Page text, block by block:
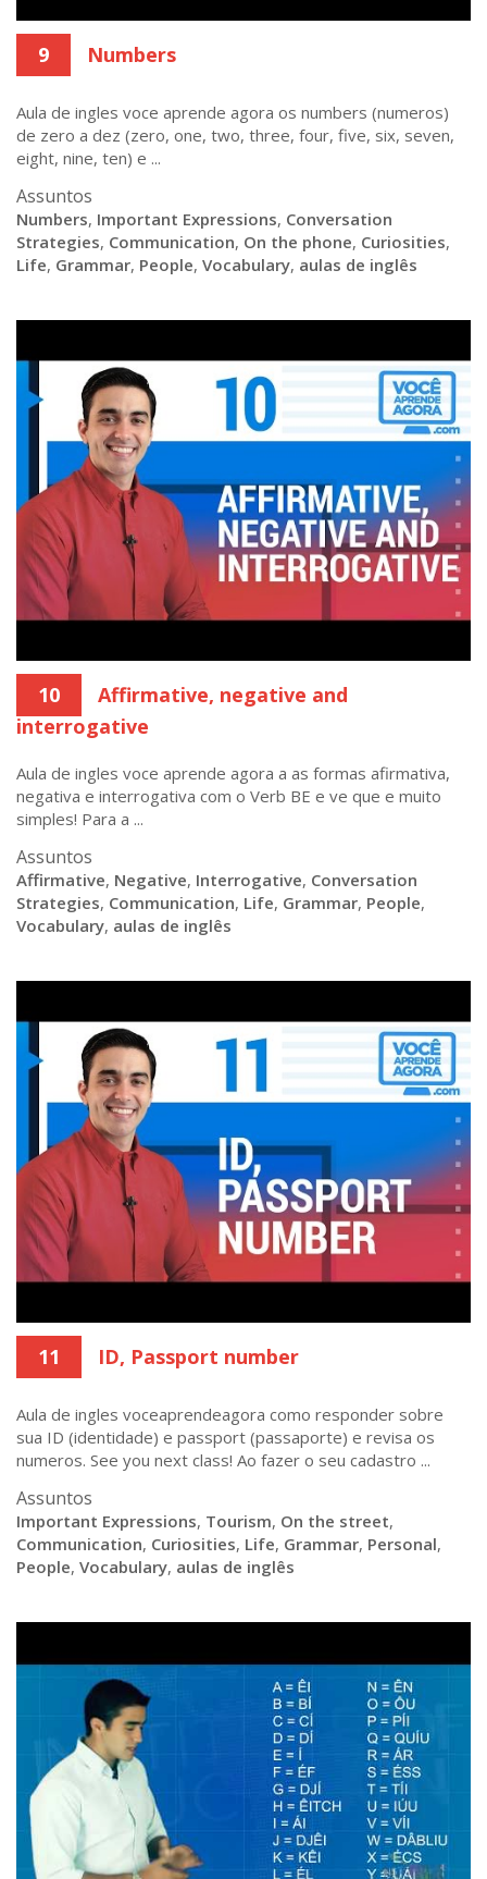
9 Numbers
Aula de ingles voce aprende agora os numbers (numeros)
de zero a dez (zero, one, two, three, four, five, six, seven,
eight, nine, ten) e ...
Assuntos
Numbers, Important Expressions, Conversation
Strategies, Communication, On the phone, Curiosities,
Life, Grammar, People, Vocabulary, aulas de inglês
10
Affirmative, negative and
interrogative
Aula de ingles voce aprende agora a as formas afirmativa,
negativa e interrogativa com o Verb BE e ve que e muito
simples! Para a ...
Assuntos
Affirmative, Negative, Interrogative, Conversation
Strategies, Communication, Life, Grammar, People,
Vocabulary, aulas de inglês
11 ID, Passport number
Aula de ingles voceaprendeagora como responder sobre
sua ID (identidade) e passport (passaporte) e revisa os
numeros. See you next class! Ao fazer o seu cadastro ...
Assuntos
Important Expressions, Tourism, On the street,
Communication, Curiosities, Life, Grammar, Personal,
People, Vocabulary, aulas de inglês